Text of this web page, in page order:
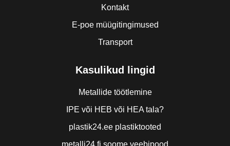
Kontakt
E-poe müügitingimused
Transport
Kasulikud lingid
Metallide töötlemine
IPE või HEB või HEA tala?
plastik24.ee plastiktooted
metalli24.fi soome veebipood